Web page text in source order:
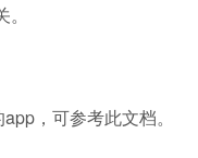
，可参考此文档。